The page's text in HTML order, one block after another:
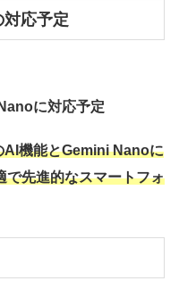
応予定
に対応予定
機能とGemini Nanoに
で先進的なスマートフォ